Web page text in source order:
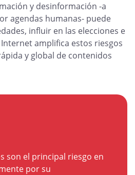
y desinformación -a
agendas humanas- puede
influir en las elecciones e
amplifica estos riesgos
y global de contenidos
son el principal riesgo en
por su